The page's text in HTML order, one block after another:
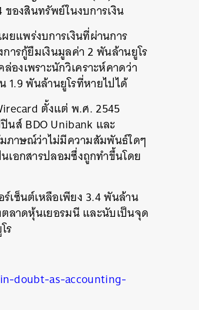
องสินทรัพย์ในงบการเงิน
ยแพร่งบการเงินที่ผ่านการ
ารกู้ยืมเงินมูลค่า 2 พันล้านยูโร
งเพราะนักวิเคราะห์คาดว่า
1.9 พันล้านยูโรที่หายไปได้
ตั้งแต่ พ.ศ. 2545
ส์ BDO Unibank และ
ภาษณ์ว่าไม่มีความสัมพันธ์ใดๆ
เอกสารปลอมซึ่งถูกทำขึ้นโดย
เซ็นต์เหลือเพียง 3.4 พันล้าน
ลาดหุ้นเยอรมนี และนับเป็นจุด
ร
doubt-as-accounting-